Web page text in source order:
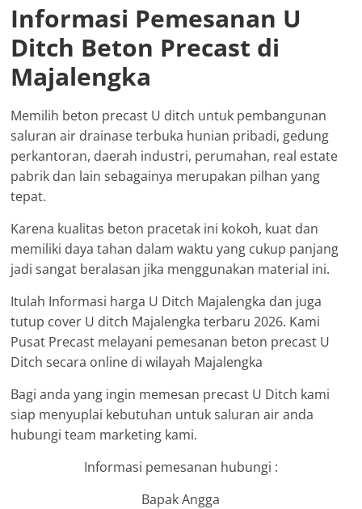
Informasi Pemesanan U
Ditch Beton Precast di
Majalengka
Memilih beton precast U ditch untuk pembangunan
saluran air drainase terbuka hunian pribadi, gedung
perkantoran, daerah industri, perumahan, real estate
pabrik dan lain sebagainya merupakan pilhan yang
tepat.
Karena kualitas beton pracetak ini kokoh, kuat dan
memiliki daya tahan dalam waktu yang cukup panjang
jadi sangat beralasan jika menggunakan material ini.
Itulah Informasi harga U Ditch Majalengka dan juga
tutup cover U ditch Majalengka terbaru 2026. Kami
Pusat Precast melayani pemesanan beton precast U
Ditch secara online di wilayah Majalengka
Bagi anda yang ingin memesan precast U Ditch kami
siap menyuplai kebutuhan untuk saluran air anda
hubungi team marketing kami.
Informasi pemesanan hubungi :
Bapak Angga